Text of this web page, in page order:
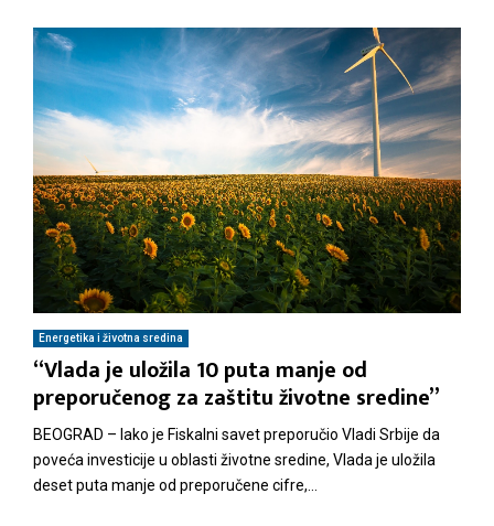
Energetika i životna sredina
“Vlada je uložila 10 puta manje od
preporučenog za zaštitu životne sredine”
BEOGRAD – Iako je Fiskalni savet preporučio Vladi Srbije da
poveća investicije u oblasti životne sredine, Vlada je uložila
deset puta manje od preporučene cifre,...